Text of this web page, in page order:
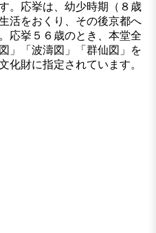
。応挙は、幼少時期（８歳
活をおくり、その後京都へ
応挙５６歳のとき、本堂全
」「波濤図」「群仙図」を
化財に指定されています。